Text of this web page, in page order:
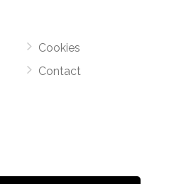
Cookies
Contact